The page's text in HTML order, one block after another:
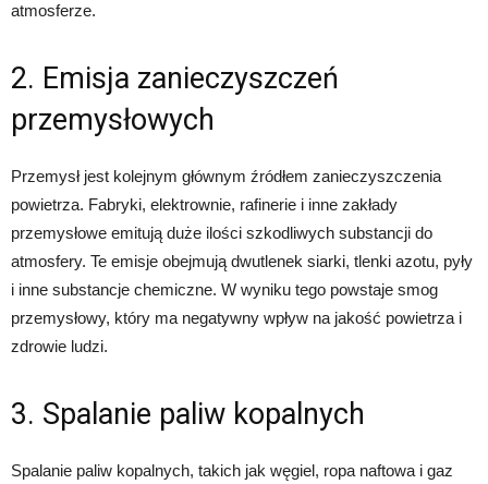
atmosferze.
2. Emisja zanieczyszczeń
przemysłowych
Przemysł jest kolejnym głównym źródłem zanieczyszczenia
powietrza. Fabryki, elektrownie, rafinerie i inne zakłady
przemysłowe emitują duże ilości szkodliwych substancji do
atmosfery. Te emisje obejmują dwutlenek siarki, tlenki azotu, pyły
i inne substancje chemiczne. W wyniku tego powstaje smog
przemysłowy, który ma negatywny wpływ na jakość powietrza i
zdrowie ludzi.
3. Spalanie paliw kopalnych
Spalanie paliw kopalnych, takich jak węgiel, ropa naftowa i gaz